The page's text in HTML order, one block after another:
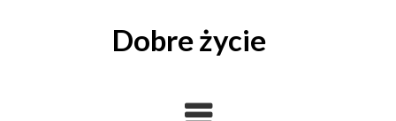
Dobre życie